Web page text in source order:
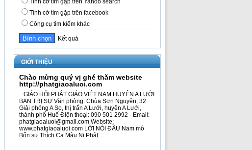
Tình cờ tìm gặp trên Yahoo search
Tình cờ tìm gặp trên facebook
Công cụ tìm kiếm khác
Kết quả
GIỚI THIỆU
Chào mừng quý vị ghé thăm website
http://phatgiaoaluoi.com
GIÁO HỘI PHẬT GIÁO VIỆT NAM HUYỆN A LƯỚI
BAN TRỊ SỰ Văn phòng: Chùa Sơn Nguyên, 32
Giải phóng A So, thị trấn A Lưới, huyện A Lưới,
thành phố Huế Điện thoại: 090 501 2992 - Email:
phatgiaoaluoi@gmail.com Website:
www.phatgiaoaluoi.com LỜI NÓI ĐẦU Nam mô
Bổn sư Thích Ca Mâu Ni Phật...